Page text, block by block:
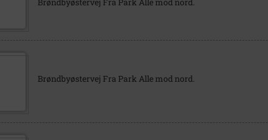
Brøndbyøstervej Fra Park Alle mod nord.